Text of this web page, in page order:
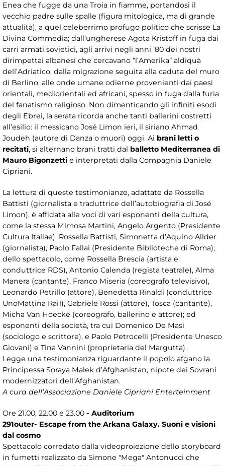
Enea che fugge da una Troia in fiamme, portandosi il
vecchio padre sulle spalle (figura mitologica, ma di grande
attualità), a quel celeberrimo profugo politico che scrisse La
Divina Commedia; dall’ungherese Agota Kristoff in fuga dai
carri armati sovietici, agli arrivi negli anni ’80 dei nostri
dirimpettai albanesi che cercavano “l’Amerika” aldiquà
dell’Adriatico; dalla migrazione seguita alla caduta del muro
di Berlino, alle onde umane odierne provenienti dai paesi
orientali, mediorientali ed africani, spesso in fuga dalla furia
del fanatismo religioso. Non dimenticando gli infiniti esodi
degli Ebrei, la serata ricorda anche tanti ballerini costretti
all’esilio: il messicano José Limon ieri, il siriano Ahmad
Joudeh (autore di Danza o muori) oggi. Ai brani letti o
recitati, si alternano brani tratti dal balletto Mediterranea di
Mauro Bigonzetti e interpretati dalla Compagnia Daniele
Cipriani.
La lettura di queste testimonianze, adattate da Rossella
Battisti (giornalista e traduttrice dell’autobiografia di José
Limon), è affidata alle voci di vari esponenti della cultura,
come la stessa Mimosa Martini, Angelo Argento (Presidente
Cultura Italiae), Rossella Battisti, Simonetta d’Aquino Allder
(giornalista), Paolo Fallai (Presidente Biblioteche di Roma);
dello spettacolo, come Rossella Brescia (artista e
conduttrice RDS), Antonio Calenda (regista teatrale), Alma
Manera (cantante), Franco Miseria (coreografo televisivo),
Leonardo Petrillo (attore), Benedetta Rinaldi (conduttrice
UnoMattina Rai1), Gabriele Rossi (attore), Tosca (cantante),
Micha Van Hoecke (coreografo, ballerino e attore); ed
esponenti della società, tra cui Domenico De Masi
(sociologo e scrittore), e Paolo Petrocelli (Presidente Unesco
Giovani) e Tina Vannini (proprietaria del Margutta).
Legge una testimonianza riguardante il popolo afgano la
Principessa Soraya Malek d’Afghanistan, nipote dei Sovrani
modernizzatori dell’Afghanistan.
A cura dell’Associazione Daniele Cipriani Enterteinment
Ore 21.00, 22.00 e 23.00 - Auditorium
291outer- Escape from the Arkana Galaxy. Suoni e visioni
dal cosmo
Spettacolo corredato dalla videoproiezione dello storyboard
in fumetti realizzato da Simone "Mega" Antonucci che